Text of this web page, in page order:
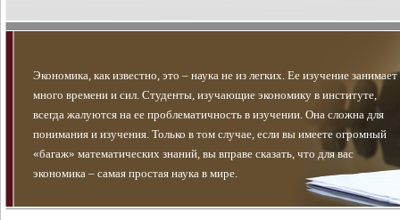
Экономика, как известно, это – наука не из легких. Ее изучение занимает
много времени и сил. Студенты, изучающие экономику в институте,
всегда жалуются на ее проблематичность в изучении. Она сложна для
понимания и изучения. Только в том случае, если вы имеете огромный
«багаж» математических знаний, вы вправе сказать, что для вас
экономика – самая простая наука в мире.